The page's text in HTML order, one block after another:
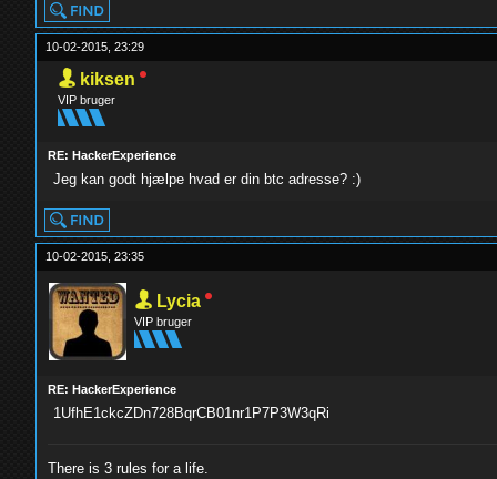
10-02-2015, 23:29
kiksen
VIP bruger
RE: HackerExperience
Jeg kan godt hjælpe hvad er din btc adresse? :)
10-02-2015, 23:35
Lycia
VIP bruger
RE: HackerExperience
1UfhE1ckcZDn728BqrCB01nr1P7P3W3qRi
There is 3 rules for a life.